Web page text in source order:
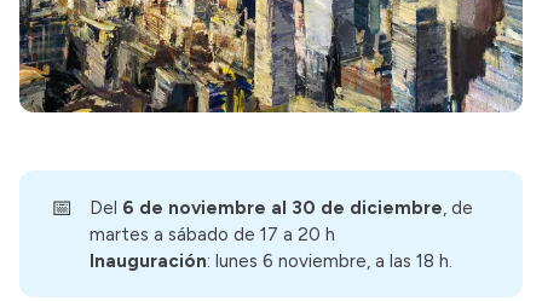
📅 Del 6 de noviembre al 30 de diciembre , de
martes a sábado de 17 a 20 h
Inauguración: lunes 6 noviembre, a las 18 h.